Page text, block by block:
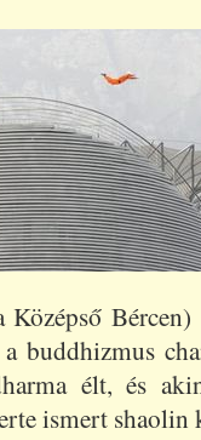
Középső
buddhizmus
élt, és
ismert shaolin